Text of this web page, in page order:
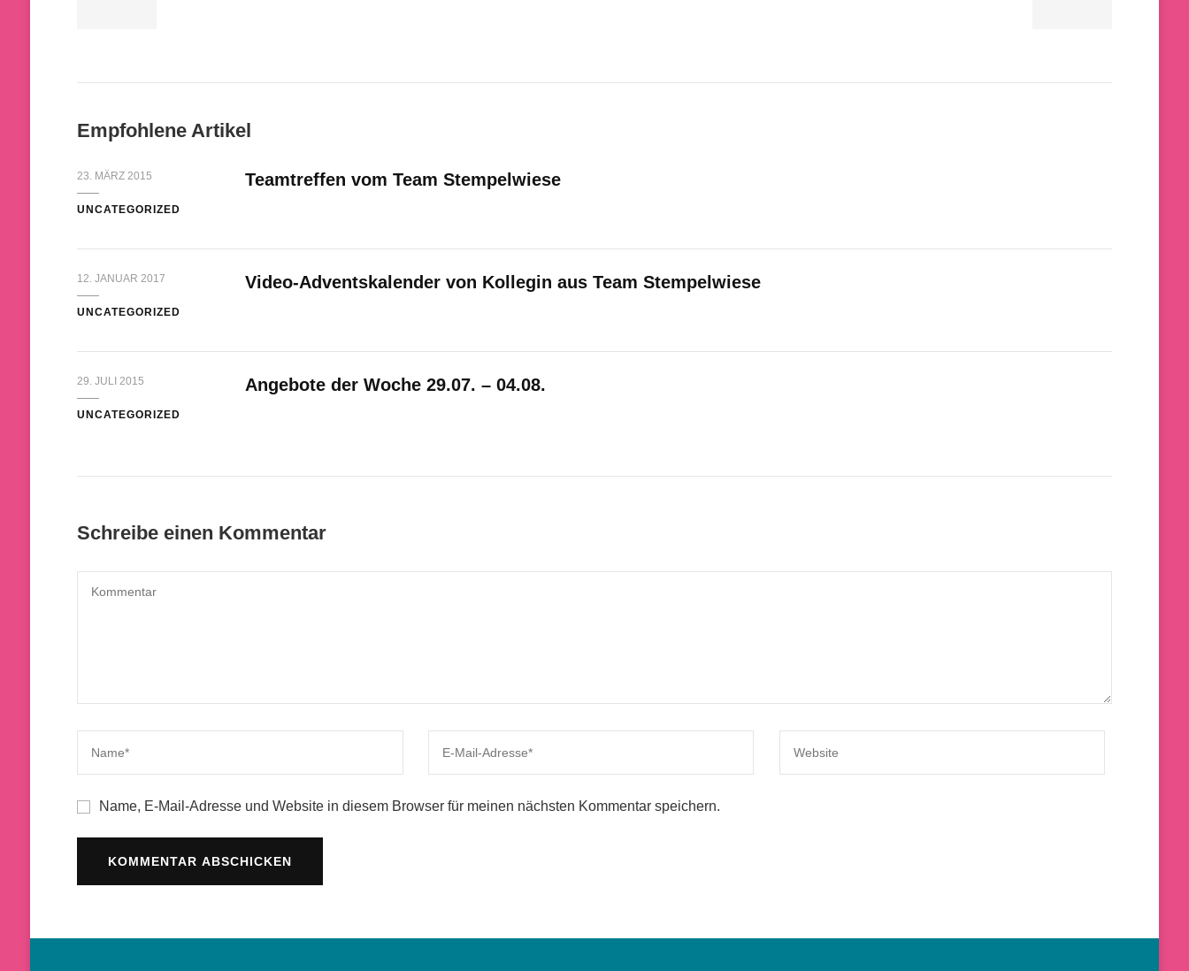
Empfohlene Artikel
23. MÄRZ 2015
UNCATEGORIZED
Teamtreffen vom Team Stempelwiese
12. JANUAR 2017
UNCATEGORIZED
Video-Adventskalender von Kollegin aus Team Stempelwiese
29. JULI 2015
UNCATEGORIZED
Angebote der Woche 29.07. – 04.08.
Schreibe einen Kommentar
Name, E-Mail-Adresse und Website in diesem Browser für meinen nächsten Kommentar speichern.